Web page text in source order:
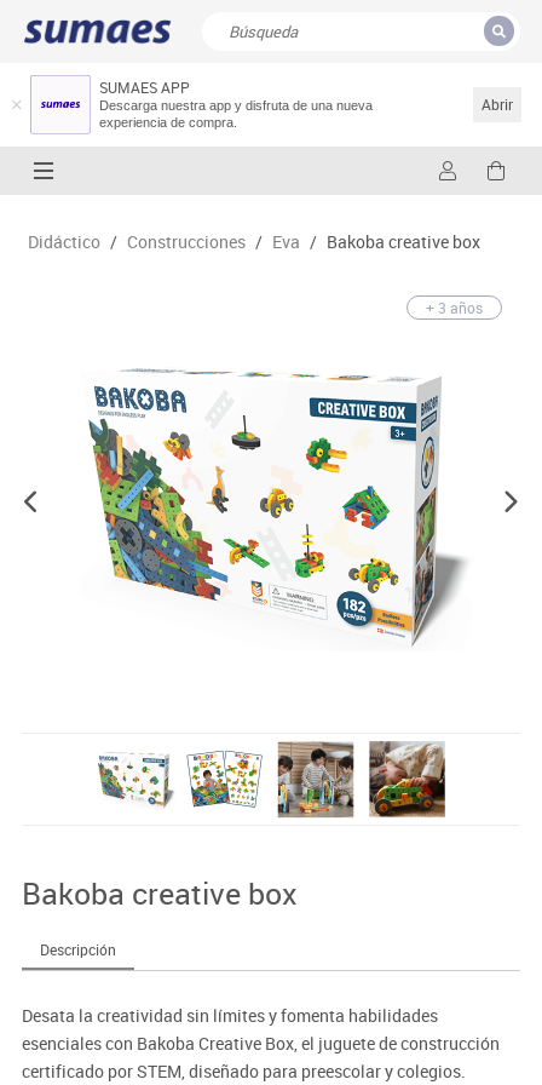
SUMAES APP
Descarga nuestra app y disfruta de una nueva
experiencia de compra.
Abrir
Resultados de la búsqueda
Didáctico / Construcciones / Eva / Bakoba creative box
+ 3 años
Bakoba creative box
Descripción
Desata la creatividad sin límites y fomenta habilidades
esenciales con Bakoba Creative Box, el juguete de construcción
certificado por STEM, diseñado para preescolar y colegios.